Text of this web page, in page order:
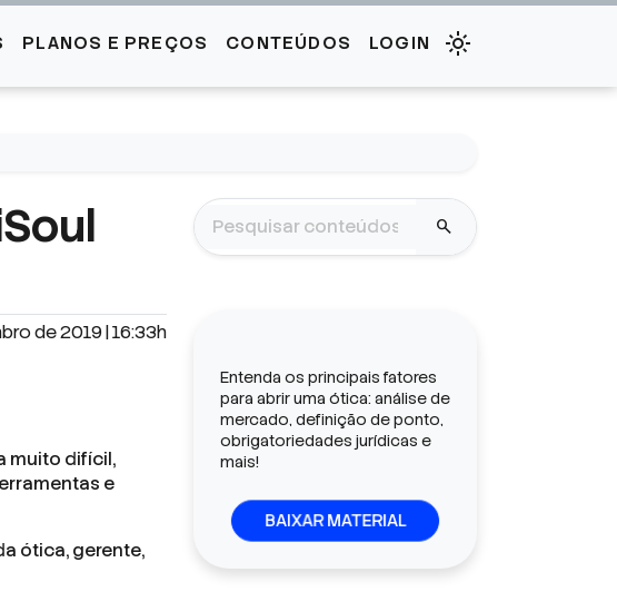
PLANOS E PREÇOS CONTEÚDOS LOGIN
de 2019 | 16:33h
muito difícil,
e
ótica, gerente,
search
Entenda os principais fatores
para abrir uma ótica: análise de
mercado, definição de ponto,
obrigatoriedades jurídicas e
mais!
BAIXAR MATERIAL